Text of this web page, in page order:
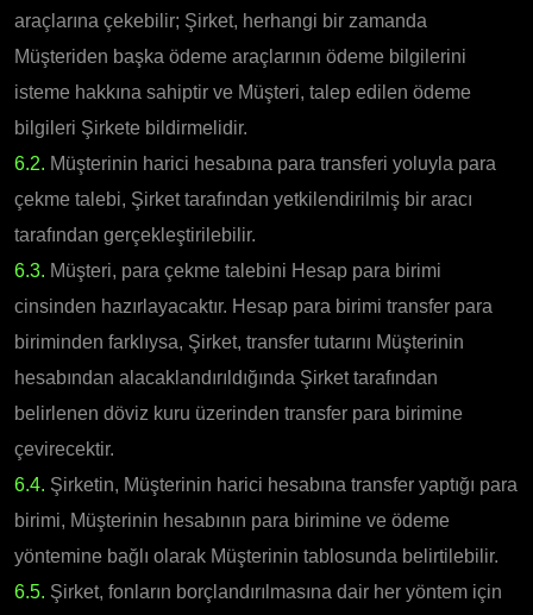
araçlarına çekebilir; Şirket, herhangi bir zamanda
Müşteriden başka ödeme araçlarının ödeme bilgilerini
isteme hakkına sahiptir ve Müşteri, talep edilen ödeme
bilgileri Şirkete bildirmelidir.
6.2. Müşterinin harici hesabına para transferi yoluyla para
çekme talebi, Şirket tarafından yetkilendirilmiş bir aracı
tarafından gerçekleştirilebilir.
6.3. Müşteri, para çekme talebini Hesap para birimi
cinsinden hazırlayacaktır. Hesap para birimi transfer para
biriminden farklıysa, Şirket, transfer tutarını Müşterinin
hesabından alacaklandırıldığında Şirket tarafından
belirlenen döviz kuru üzerinden transfer para birimine
çevirecektir.
6.4. Şirketin, Müşterinin harici hesabına transfer yaptığı para
birimi, Müşterinin hesabının para birimine ve ödeme
yöntemine bağlı olarak Müşterinin tablosunda belirtilebilir.
6.5. Şirket, fonların borçlandırılmasına dair her yöntem için